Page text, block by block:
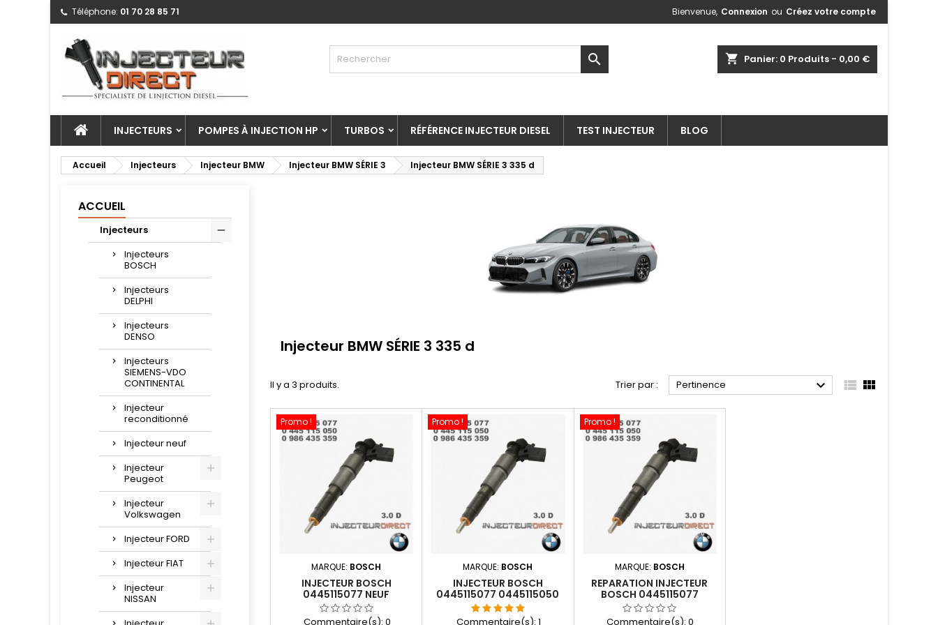
Téléphone: 01 70 28 85 71 Bienvenue, Connexion ou Créez votre compte
shopping_cart Panier: 0 Produits - 0,00 €

INJECTEURS POMPES À INJECTION HP TURBOS RÉFÉRENCE INJECTEUR DIESEL TEST INJECTEUR BLOG
Accueil Injecteurs Injecteur BMW Injecteur BMW SÉRIE 3 Injecteur BMW SÉRIE 3 335 d
ACCUEIL
Injecteurs
Injecteurs
BOSCH
Injecteurs
DELPHI
Injecteurs
DENSO
Injecteurs
SIEMENS-VDO
CONTINENTAL
Injecteur
reconditionné
Injecteur neuf
Injecteur
Peugeot
Injecteur
Volkswagen
Injecteur FORD
Injecteur FIAT
Injecteur
NISSAN
Injecteur BMW SÉRIE 3 335 d
Il y a 3 produits. Trier par : Pertinence   
Promo !
MARQUE: BOSCH
INJECTEUR BOSCH
0445115077 NEUF
0445115050 13537808089
Commentaire(s): 0
Promo !
MARQUE: BOSCH
INJECTEUR BOSCH
0445115077 0445115050
13537808089
Commentaire(s): 1
Promo !
MARQUE: BOSCH
REPARATION INJECTEUR
BOSCH 0445115077
0445115050 13537808089
Commentaire(s):0